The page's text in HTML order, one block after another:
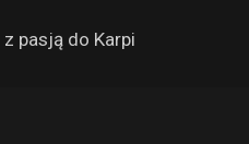
z pasją do Karpi